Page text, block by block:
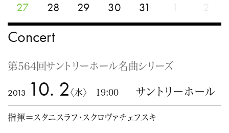
27
28 29 30 31
Concert
第564回サントリーホール名曲シリーズ
2013 10. 2 〈水〉 19:00 サントリーホール
指揮＝スタニスラフ・スクロヴァチェフスキ